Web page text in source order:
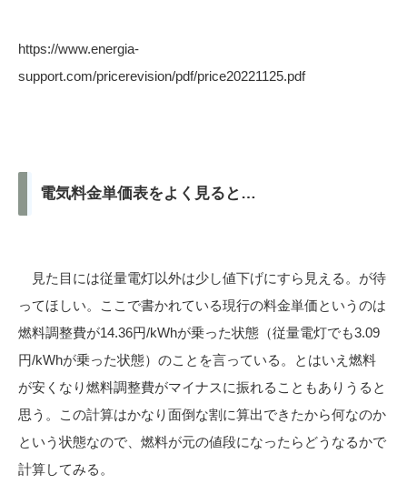
https://www.energia-
support.com/pricerevision/pdf/price20221125.pdf
電気料金単価表をよく見ると…
見た目には従量電灯以外は少し値下げにすら見える。が待
ってほしい。ここで書かれている現行の料金単価というのは
燃料調整費が14.36円/kWhが乗った状態（従量電灯でも3.09
円/kWhが乗った状態）のことを言っている。とはいえ燃料
が安くなり燃料調整費がマイナスに振れることもありうると
思う。この計算はかなり面倒な割に算出できたから何なのか
という状態なので、燃料が元の値段になったらどうなるかで
計算してみる。